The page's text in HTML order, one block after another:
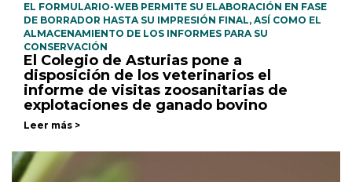
EL FORMULARIO-WEB PERMITE SU ELABORACIÓN EN FASE
DE BORRADOR HASTA SU IMPRESIÓN FINAL, ASÍ COMO EL
ALMACENAMIENTO DE LOS INFORMES PARA SU
CONSERVACIÓN
El Colegio de Asturias pone a
disposición de los veterinarios el
informe de visitas zoosanitarias de
explotaciones de ganado bovino
Leer más >